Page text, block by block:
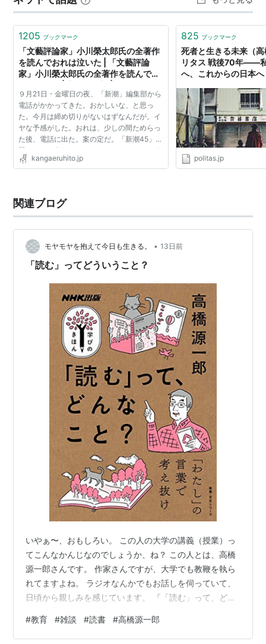
源一郎[他]. -- 講談社, 1986.8
ジェイムス・ジョイスを読んだ猫 / 高橋源一郎. -- 講
談社, 1987.2
ブライト・ライツ,ビッグ・シティ / ジェイ・マキナ
ニー[他]. -- 新潮社, 1988.1
虹の彼方に / 高橋源一郎. -- 新潮社, 1988.4. -- (新潮
文庫)
優雅で感傷的な日本野球 / 高橋源一郎. -- 河出書房新
社, 1988.3
ジョン・レノン対火星人 / 高橋源一郎. -- 新潮社,
福武書店, 1989.4
ぼくがしまうま語をしゃべった頃 / 高橋源一郎. -- 新
潮社, 1989.6. -- (新潮文庫)
ペンギン村に陽は落ちて / 高橋源一郎. -- 集英社,
1989.10
ジェイムス・ジョイスを読んだ猫 / 高橋源一郎. -- 講
談社, 1990.8. -- (講談社文庫)
文学. 1990 / 日本文芸家協会. -- 講談社, 1990.4
惑星P-13の秘密 / 高橋源一郎. -- 角川書店, 1990.11
追憶の一九八九年 / 高橋源一郎. -- スイッチ・
レイション 書籍出版部, 1990.4. -- (Switch library)
優雅で感傷的な日本野球 / 高橋源一郎. -- 河出書房新
社, 1991.4. -- (河出文庫)
ブライト・ライツ、ビッグ・シティ / ジェイ・マキ
ナニー[他]. -- 新潮社, 1991.5. -- (新潮文庫)
ロンメル進軍 /リチャード・ブローティガン
思潮社, 1991.11
競馬探偵の憂鬱な月曜日 / 高橋源一郎. -- ミデアム出
版社, 1991.12
中吊り小説 / 吉本ばなな. -- 新潮社, 1991.12
文学がこんなにわかっていいかしら / 高橋源一郎. --
福武書店, 1992.2. -- (福武文庫)
文学じゃないかもしれない症候群 / 高橋源一郎. -- 朝
日新聞社, 1992.8
惑星P-13の秘密 / 高橋源一郎. -- 角川書店, 1992.10. -
- (角川文庫)
震が発生しましたので、運動を中止してくださいと ふれ
てまわることにです。 一階はプー…
1205 ブックマーク
「文藝評論家」小川榮太郎氏の全著作
を読んでおれは泣いた | 「文藝評論
家」小川榮太郎氏の全著作を読んでお
える人 | 新潮社
９月21日・金曜日の夜、「新潮」編集部から
電話がかかってきた。おかしいな、と思っ
た。今月は締め切りがないはずなんだが。イ
ヤな予感がした。おれは、少しの間ためらっ
た後、電話に出た。案の定だ。「新潮45」問
題について書いてくれ、というのである。確
かに、おれは、その問題についてツイッター
kangaeruhito.jp
825 ブックマーク
死者と生きる未来（
リタス 戦後70年――
へ、これからの日本へ
politas.jp
関連ブログ
モヤモヤを抱えて今日も生きる。 • 13日前
「読む」ってどういうこと？
いやぁ〜、おもしろい。 この人の大学の講義（授業）っ
てこんなかんじなのでしょうか、ね？ この人とは、高橋
源一郎さんです。 作家さんですが、大学でも教鞭を執ら
れてますよね。 ラジオなんかでもお話しを伺っていて、
日頃から親しみを感じています。 『「読む」って、どん
に遊び心みたいなものが潜んでいて、「ちょっとおふざ
け？」 そんなふうに途中までは感じていたのですが、後
#教育 #雑談 #読書 #高橋源一郎